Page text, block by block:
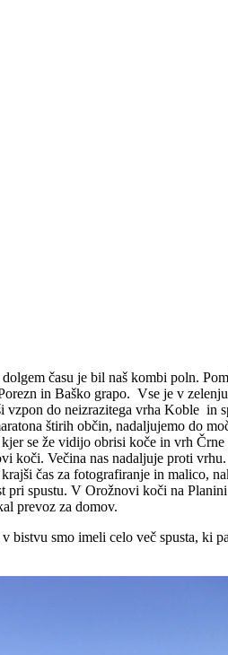
času je bil naš kombi poln.
in Baško grapo. Vse je v
do neizrazitega vrha Koble in
štirih občin, nadaljujemo do
se že vidijo obrisi koče in vrh
koči. Večina nas nadaljuje proti
čas za fotografiranje in malico,
pri spustu. V Orožnovi koči na
prevoz za domov.
smo imeli celo več spusta, ki